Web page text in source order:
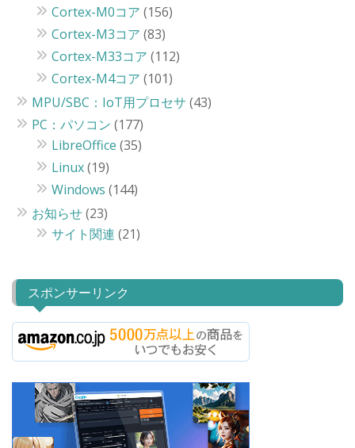
Cortex-M0コア (156)
Cortex-M3コア (83)
Cortex-M33コア (112)
Cortex-M4コア (101)
MPU/SBC：IoT用プロセサ (43)
PC：パソコン (177)
LibreOffice (35)
Linux(19)
Windows (144)
お知らせ(23)
サイト関連 (21)
スポンサーリンク